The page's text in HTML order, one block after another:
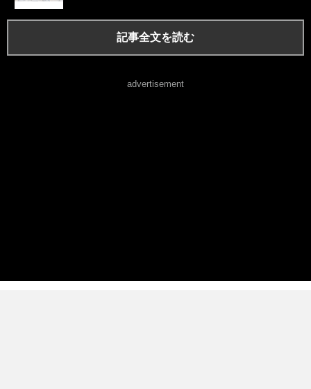
記事全文を読む
advertisement